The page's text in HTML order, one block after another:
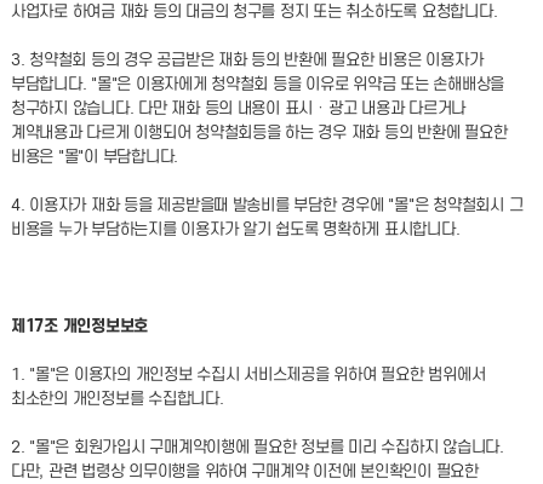
사업자로 하여금 재화 등의 대금의 청구를 정지 또는 취소하도록 요청합니다.
3. 청약철회 등의 경우 공급받은 재화 등의 반환에 필요한 비용은 이용자가
부담합니다. "몰"은 이용자에게 청약철회 등을 이유로 위약금 또는 손해배상을
청구하지 않습니다. 다만 재화 등의 내용이 표시ㆍ광고 내용과 다르거나
계약내용과 다르게 이행되어 청약철회등을 하는 경우 재화 등의 반환에 필요한
비용은 "몰"이 부담합니다.
4. 이용자가 재화 등을 제공받을때 발송비를 부담한 경우에 "몰"은 청약철회시 그
비용을 누가 부담하는지를 이용자가 알기 쉽도록 명확하게 표시합니다.
제17조 개인정보보호
1. "몰"은 이용자의 개인정보 수집시 서비스제공을 위하여 필요한 범위에서
최소한의 개인정보를 수집합니다.
2. "몰"은 회원가입시 구매계약이행에 필요한 정보를 미리 수집하지 않습니다.
다만, 관련 법령상 의무이행을 위하여 구매계약 이전에 본인확인이 필요한